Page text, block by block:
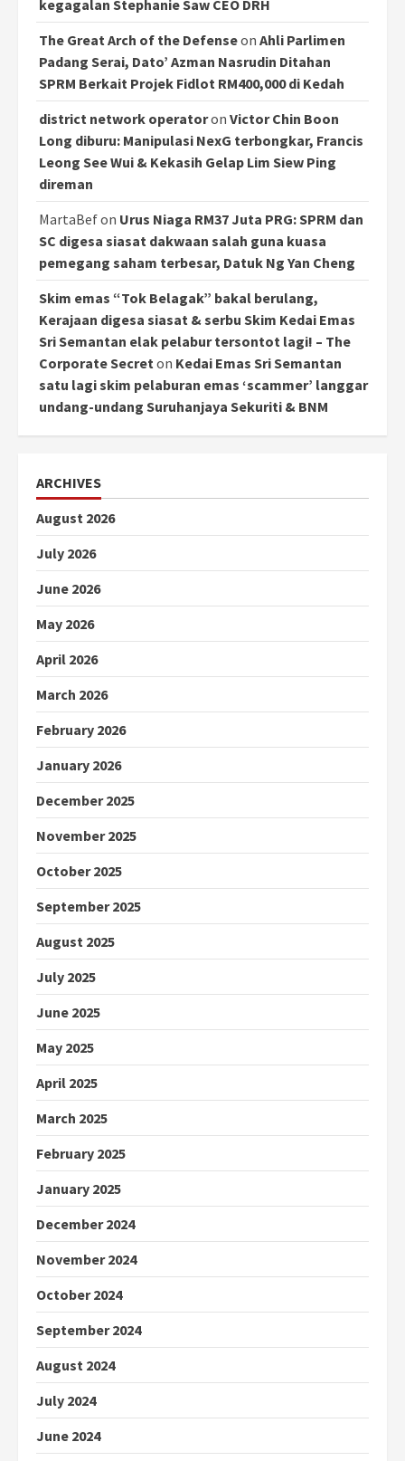
kegagalan Stephanie Saw CEO DRH
The Great Arch of the Defenseon Ahli Parlimen
Padang Serai, Dato’ Azman Nasrudin Ditahan
SPRM Berkait Projek Fidlot RM400,000 di Kedah
district network operatoron Victor Chin Boon
Long diburu: Manipulasi NexG terbongkar, Francis
Leong See Wui & Kekasih Gelap Lim Siew Ping
direman
MartaBefon Urus Niaga RM37 Juta PRG: SPRM dan
SC digesa siasat dakwaan salah guna kuasa
pemegang saham terbesar, Datuk Ng Yan Cheng
Skim emas “Tok Belagak” bakal berulang,
Kerajaan digesa siasat & serbu Skim Kedai Emas
Sri Semantan elak pelabur tersontot lagi! – The
Corporate Secreton Kedai Emas Sri Semantan
satu lagi skim pelaburan emas ‘scammer’ langgar
undang-undang Suruhanjaya Sekuriti & BNM
ARCHIVES
August 2026
July 2026
June 2026
May 2026
April 2026
March 2026
February 2026
January 2026
December 2025
November 2025
October 2025
September 2025
August 2025
July 2025
June 2025
May 2025
April 2025
March 2025
February 2025
January 2025
December 2024
November 2024
October 2024
September 2024
August 2024
July 2024
June 2024